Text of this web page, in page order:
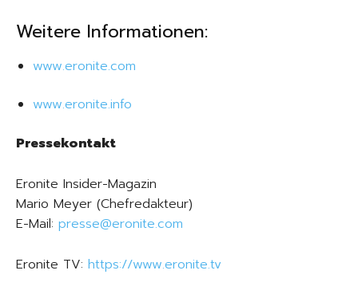
Weitere Informationen:
www.eronite.com
www.eronite.info
Pressekontakt
Eronite Insider-Magazin
Mario Meyer (Chefredakteur)
E-Mail: presse@eronite.com
Eronite TV: https://www.eronite.tv